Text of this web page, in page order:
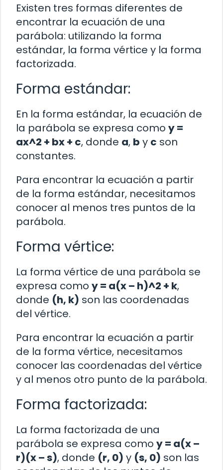
Existen tres formas diferentes de
encontrar la ecuación de una
parábola: utilizando la forma
estándar, la forma vértice y la forma
factorizada.
Forma estándar:
En la forma estándar, la ecuación de
la parábola se expresa como y =
ax^2 + bx + c, donde a, b y c son
constantes.
Para encontrar la ecuación a partir
de la forma estándar, necesitamos
conocer al menos tres puntos de la
parábola.
Forma vértice:
La forma vértice de una parábola se
expresa como y = a(x – h)^2 + k,
donde (h, k) son las coordenadas
del vértice.
Para encontrar la ecuación a partir
de la forma vértice, necesitamos
conocer las coordenadas del vértice
y al menos otro punto de la parábola.
Forma factorizada:
La forma factorizada de una
parábola se expresa como y = a(x –
r)(x – s), donde (r, 0) y (s, 0) son las